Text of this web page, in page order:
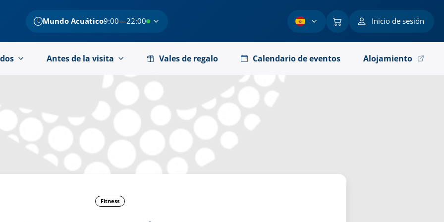
Mundo Acuático9:00—22:00 Inicio de sesión
Antes de la visita Vales de regalo Calendario de eventos Alojamiento
Fitness